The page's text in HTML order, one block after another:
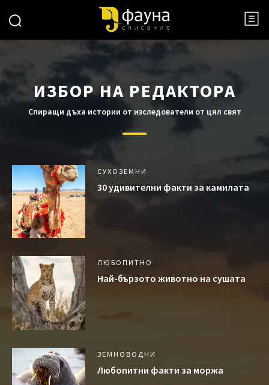
ИЗБОР НА РЕДАКТОРА
Спиращи дъха истории от изследователи от цял свят
СУХОЗЕМНИ
30 удивителни факти за камилата
ЛЮБОПИТНО
Най-бързото животно на сушата
ЗЕМНОВОДНИ
Любопитни факти за моржа